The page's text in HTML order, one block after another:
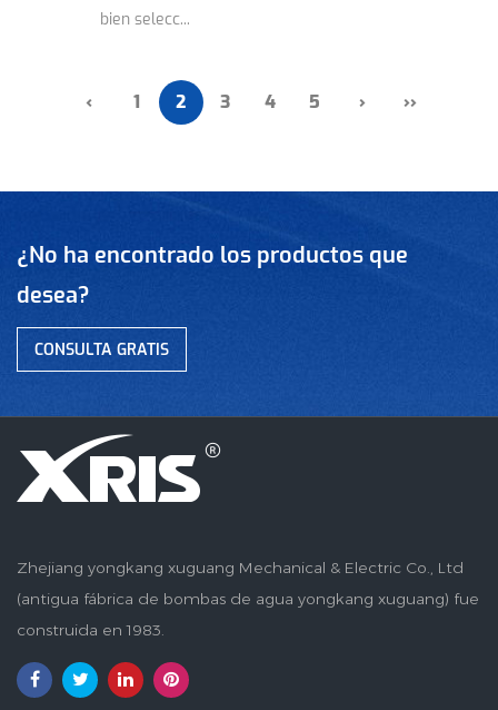
bien selecc...
‹ 1 2 3 4 5 › ››
¿No ha encontrado los productos que
desea?
CONSULTA GRATIS
Zhejiang yongkang xuguang Mechanical & Electric Co., Ltd
(antigua fábrica de bombas de agua yongkang xuguang) fue
construida en 1983.